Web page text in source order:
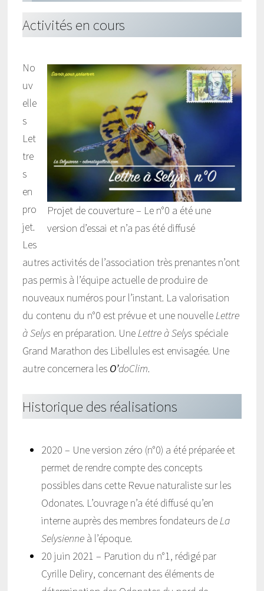
Activités en cours
Projet de couverture – Le n°0 a été une
version d’essai et n’a pas été diffusé
No
uv
elle
s
Let
tre
s
en
pro
jet.
Les
autres activités de l’association très prenantes n’ont
pas permis à l’équipe actuelle de produire de
nouveaux numéros pour l’instant. La valorisation
du contenu du n°0 est prévue et une nouvelleLettre
à Selys en préparation. UneLettre à Selys spéciale
Grand Marathon des Libellules est envisagée. Une
autre concernera les O’doClim.
Historique des réalisations
2020 – Une version zéro (n°0) a été préparée et
permet de rendre compte des concepts
possibles dans cette Revue naturaliste sur les
Odonates. L’ouvrage n’a été diffusé qu’en
interne auprès des membres fondateurs de La
Selysienne à l’époque.
20 juin 2021 – Parution du n°1, rédigé par
Cyrille Deliry, concernant des éléments de